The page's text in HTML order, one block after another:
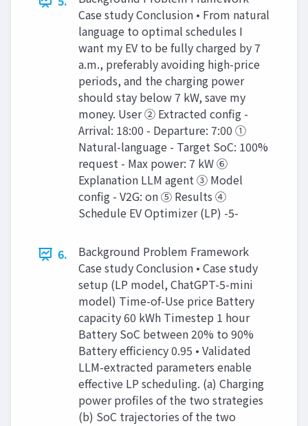
Case study Conclusion • From natural
language to optimal schedules I
want my EV to be fully charged by 7
a.m., preferably avoiding high-price
periods, and the charging power
should stay below 7 kW, save my
money. User ② Extracted config -
Arrival: 18:00 - Departure: 7:00 ①
Natural-language - Target SoC: 100%
request - Max power: 7 kW ⑥
Explanation LLM agent ③ Model
config - V2G: on ⑤ Results ④
Schedule EV Optimizer (LP) -5-
6.
Background Problem Framework
Case study Conclusion • Case study
setup (LP model, ChatGPT-5-mini
model) Time-of-Use price Battery
capacity 60 kWh Timestep 1 hour
Battery SoC between 20% to 90%
Battery efficiency 0.95 • Validated
LLM-extracted parameters enable
effective LP scheduling. (a) Charging
power profiles of the two strategies
(b) SoC trajectories of the two